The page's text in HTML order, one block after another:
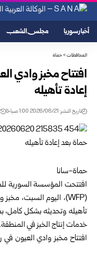
أخبار سوريا مجلس الشعب
المحافظات>حماة
افتتاح مخبز وادي
إعادة تأهيله
تاريخ النشر: 2026/06/21 1:00 صباحًا
حماة-سانا
افتتحت المؤسسة السورية
(‏WFP‏)، اليوم ‏السبت، مخبز وادي العيون في محافظة
تأهيله وتحديثه بشكل كامل،
خدمات إنتاج الخبز في المنطقة.